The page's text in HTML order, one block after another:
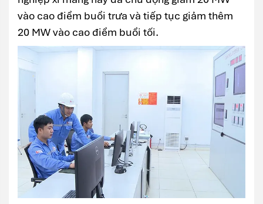
vào cao điểm buổi trưa và tiếp tục giảm thêm
20 MW vào cao điểm buổi tối.